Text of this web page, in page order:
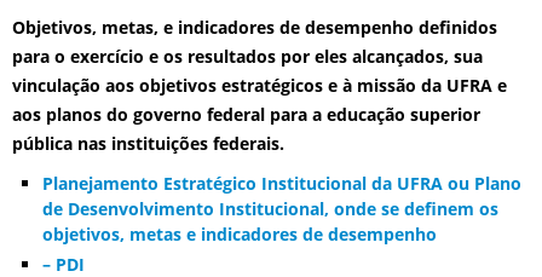
Objetivos, metas, e indicadores de desempenho definidos
para o exercício e os resultados por eles alcançados, sua
vinculação aos objetivos estratégicos e à missão da UFRA e
aos planos do governo federal para a educação superior
pública nas instituições federais.
Planejamento Estratégico Institucional da UFRA ou Plano
de Desenvolvimento Institucional, onde se definem os
objetivos, metas e indicadores de desempenho
– PDI